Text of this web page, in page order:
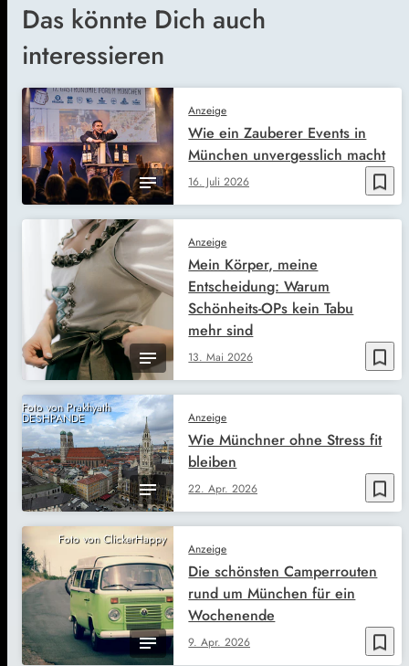
Das könnte Dich auch
interessieren
bookmark_border
Anzeige
16. Juli 2026
Wie ein Zauberer Events in
München unvergesslich macht
bookmark_border
Anzeige
13. Mai 2026
Mein Körper, meine
Entscheidung: Warum
Schönheits-OPs kein Tabu
mehr sind
Foto von Prakhyath
DESHPANDE
bookmark_border
Anzeige
22. Apr. 2026
Wie Münchner ohne Stress fit
bleiben
Foto von ClickerHappy
bookmark_border
Anzeige
9. Apr. 2026
Die schönsten Camperrouten
rund um München für ein
Wochenende